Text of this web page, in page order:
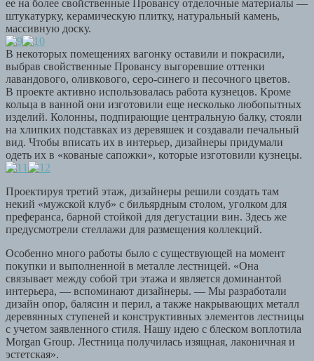
ее на более свойственные Провансу отделочные материалы —
штукатурку, керамическую плитку, натуральный камень,
массивную доску.
В некоторых помещениях вагонку оставили и покрасили,
выбрав свойственные Провансу выгоревшие оттенки
лавандового, оливкового, серо-синего и песочного цветов.
В проекте активно использовалась работа кузнецов. Кроме
кольца в ванной они изготовили еще несколько любопытных
изделий. Колонны, подпирающие центральную балку, стояли
на хлипких подставках из деревяшек и создавали печальный
вид. Чтобы вписать их в интерьер, дизайнеры придумали
одеть их в «кованые сапожки», которые изготовили кузнецы.
Проектируя третий этаж, дизайнеры решили создать там
некий «мужской клуб» с бильярдным столом, уголком для
преферанса, барной стойкой для дегустации вин. Здесь же
предусмотрели стеллажи для размещения коллекций.
Особенно много работы было с существующей на момент
покупки и выполненной в металле лестницей. «Она
связывает между собой три этажа и является доминантой
интерьера, — вспоминают дизайнеры. — Мы разработали
дизайн опор, балясин и перил, а также накрывающих металл
деревянных ступеней и конструктивных элементов лестницы
с учетом заявленного стиля. Нашу идею с блеском воплотила
Morgan Group. Лестница получилась изящная, лаконичная и
эстетская».